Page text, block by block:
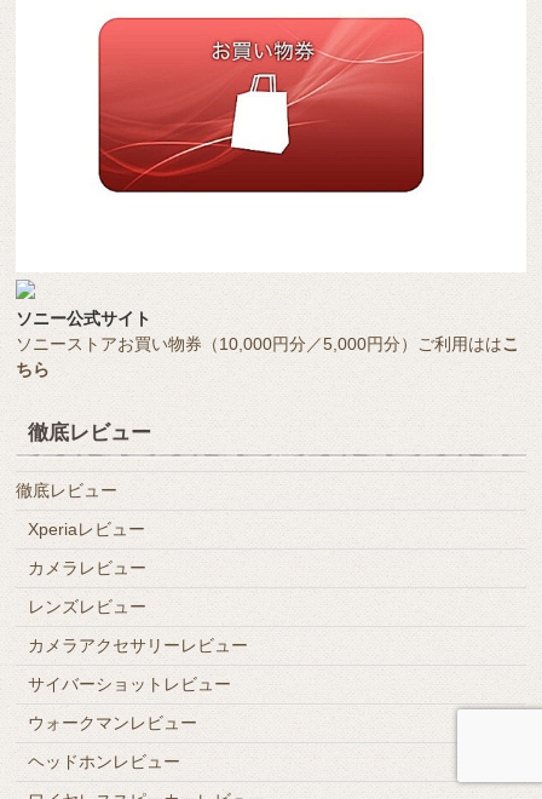
ソニー公式サイト
ソニーストアお買い物券（10,000円分／5,000円分）ご利用ははこ
ちら
徹底レビュー
徹底レビュー
Xperiaレビュー
カメラレビュー
レンズレビュー
カメラアクセサリーレビュー
サイバーショットレビュー
ウォークマンレビュー
ヘッドホンレビュー